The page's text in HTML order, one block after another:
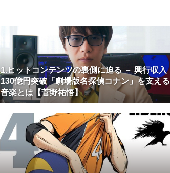
1.ヒットコンテンツの裏側に迫る － 興行収入
130億円突破「劇場版名探偵コナン」を支える
音楽とは【菅野祐悟】